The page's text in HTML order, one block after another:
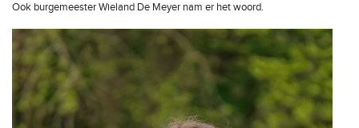
Ook burgemeester Wieland De Meyer nam er het woord.